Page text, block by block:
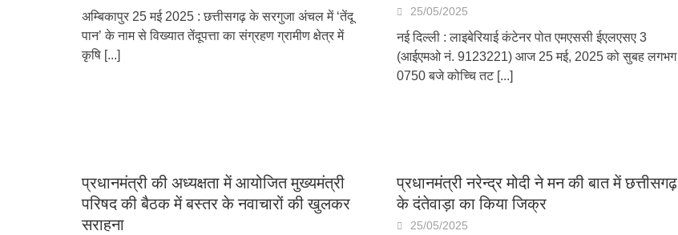
अम्बिकापुर 25 मई 2025 : छत्तीसगढ़ के सरगुजा अंचल में ‘तेंदू
पान’ के नाम से विख्यात तेंदूपत्ता का संग्रहण ग्रामीण क्षेत्र में
कृषि [...]
25/05/2025
नई दिल्ली : लाइबेरियाई कंटेनर पोत एमएससी ईएलएसए 3
(आईएमओ नं. 9123221) आज 25 मई, 2025 को सुबह लगभग
0750 बजे कोच्चि तट [...]
प्रधानमंत्री की अध्यक्षता में आयोजित मुख्यमंत्री
परिषद की बैठक में बस्तर के नवाचारों की खुलकर
सराहना
प्रधानमंत्री नरेन्द्र मोदी ने मन की बात में छत्तीसगढ़
के दंतेवाड़ा का किया जिक्र
25/05/2025